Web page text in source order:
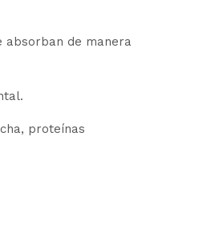
absorban de manera
proteínas